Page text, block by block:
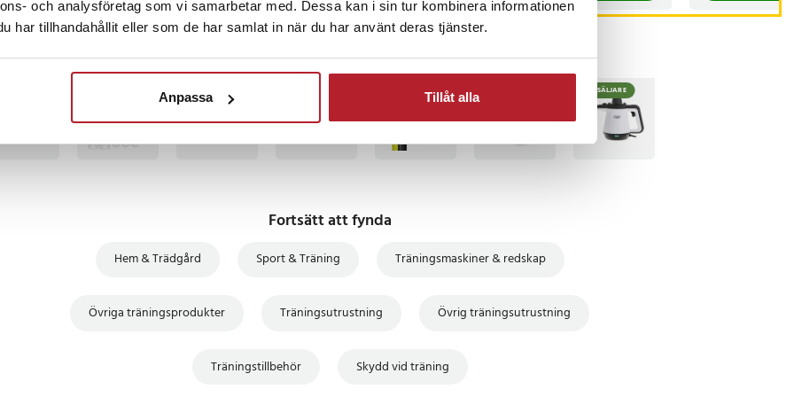
och analysföretag som vi samarbetar med. Dessa kan i sin tur kombinera informationen
har tillhandahållit eller som de har samlat in när du har använt deras tjänster.
Anpassa Tillåt alla
muskelvård i vardagen.
/ foam roller
och muskelavslappning
BÄSTSÄLJARE BÄSTSÄLJARE
Fortsätt att fynda
Hem & Trädgård Sport & Träning Träningsmaskiner & redskap
Övriga träningsprodukter Träningsutrustning Övrig träningsutrustning
Träningstillbehör Skydd vid träning